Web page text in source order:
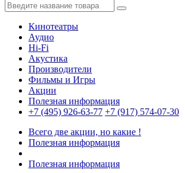
Кинотеатры
Аудио
Hi-Fi
Акустика
Производители
Фильмы и Игры
Акции
Полезная информация
+7 (495) 926-63-77 +7 (917) 574-07-30
Всего две акции, но какие !
Полезная информация
Полезная информация